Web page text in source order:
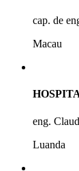
cap. de
Macau
eng.
Luanda